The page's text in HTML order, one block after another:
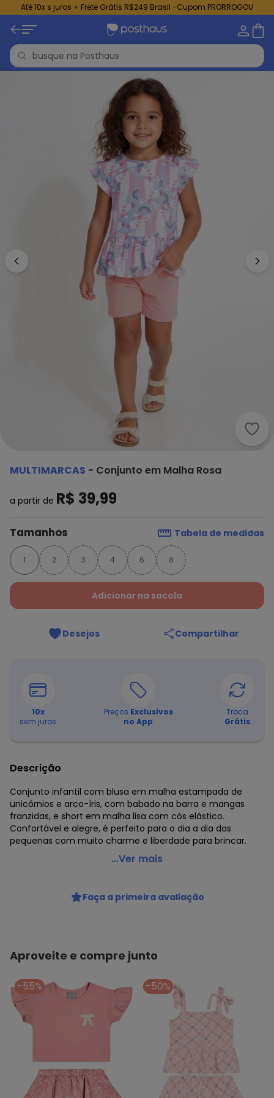
Até 10x s juros + Frete Grátis R$249 Brasil -Cupom PRORROGOU
MULTIMARCAS - Conjunto em Malha Rosa
a partir de R$ 39,99
Tamanhos Tabela de medidas
1 2 3 4 6 8
Adicionar na sacola
Desejos Compartilhar
10x
sem juros
Preços Exclusivos
no App
Troca
Grátis
Descrição
Conjunto infantil com blusa em malha estampada de
unicórnios e arco-íris, com babado na barra e mangas
franzidas, e short em malha lisa com cós elástico.
Confortável e alegre, é perfeito para o dia a dia das
pequenas com muito charme e liberdade para brincar.
Multimarcas - Conjunto em Malha Rosa
Comprimento da manga: Curta
Comprimento: Curto
Fornecedor: FAKINI MALHAS LTDA / CNPJ 50.821.880/0018-8
Feito: Brasil
Observação: Babado
Tecido: Malha
Composição: Blusa e short: 100% algodão
...Ver mais
Faça a primeira avaliação
Aproveite e compre junto
-55% -50%